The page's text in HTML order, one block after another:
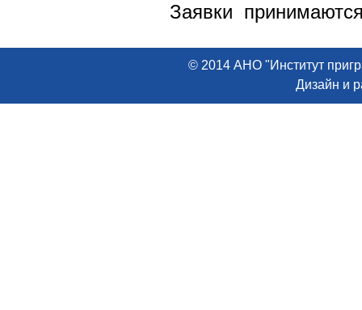
Заявки
© 2014 АНО "Институт
Дизайн и